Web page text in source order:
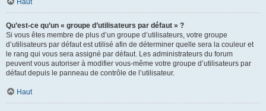
Haut
Qu’est-ce qu’un « groupe d’utilisateurs par défaut » ?
Si vous êtes membre de plus d’un groupe d’utilisateurs, votre groupe
d’utilisateurs par défaut est utilisé afin de déterminer quelle sera la couleur et
le rang qui vous sera assigné par défaut. Les administrateurs du forum
peuvent vous autoriser à modifier vous-même votre groupe d’utilisateurs par
défaut depuis le panneau de contrôle de l’utilisateur.
Haut